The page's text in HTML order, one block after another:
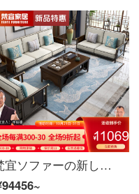
梵宜ソファーの新しい中国式の実木布芸皮のソファーのシングル席1+2+3セットのリビングルームの大きさと豪華さを兼ね備えた高贵妃の回転角度のソファーの逸品家具【皮芸クッション】ペア+貴妃位+シングル位